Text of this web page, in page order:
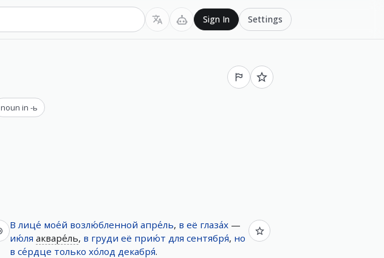
Sign In Settings
noun in -ь
В лице́ мое́й возлю́бленной апре́ль, в её глаза́х —
ию́ля акваре́ль, в груди её прию́т для сентября́, но
в се́рдце только хо́лод декабря́.